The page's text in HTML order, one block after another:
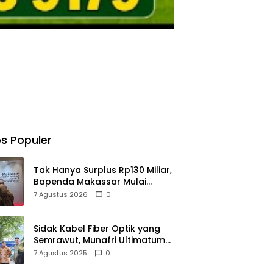
Populer
Tak Hanya Surplus Rp130 Miliar,
Bapenda Makassar Mulai
Tertibkan Reklame dan Kejar
7 Agustus 2026 0
Sidak Kabel Fiber Optik yang
Semrawut, Munafri Ultimatum
Penyedia Layanan Internet
7 Agustus 2025 0